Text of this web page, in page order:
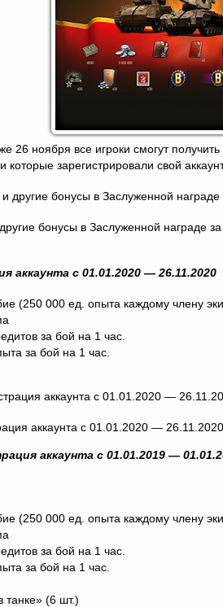
26 ноября все игроки смогут
которые зарегистрировали свой
бонусы в Заслуженной награде
аккаунта с 01.01.2020 — 26.11.2020
(250 000 ед. опыта каждому члену
за бой на 1 час.
за бой на 1 час.
аккаунта с 01.01.2020 — 26.11.2020
аккаунта с 01.01.2019 —
(250 000 ед. опыта каждому члену
за бой на 1 час.
за бой на 1 час.
танке» (6 шт.)